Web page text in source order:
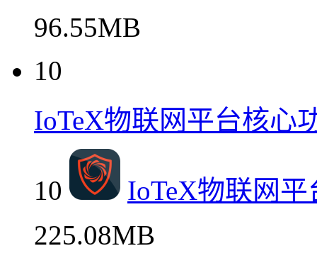
96.55MB
10
IoTeX物联网平台核心
10
IoTeX物联网
225.08MB